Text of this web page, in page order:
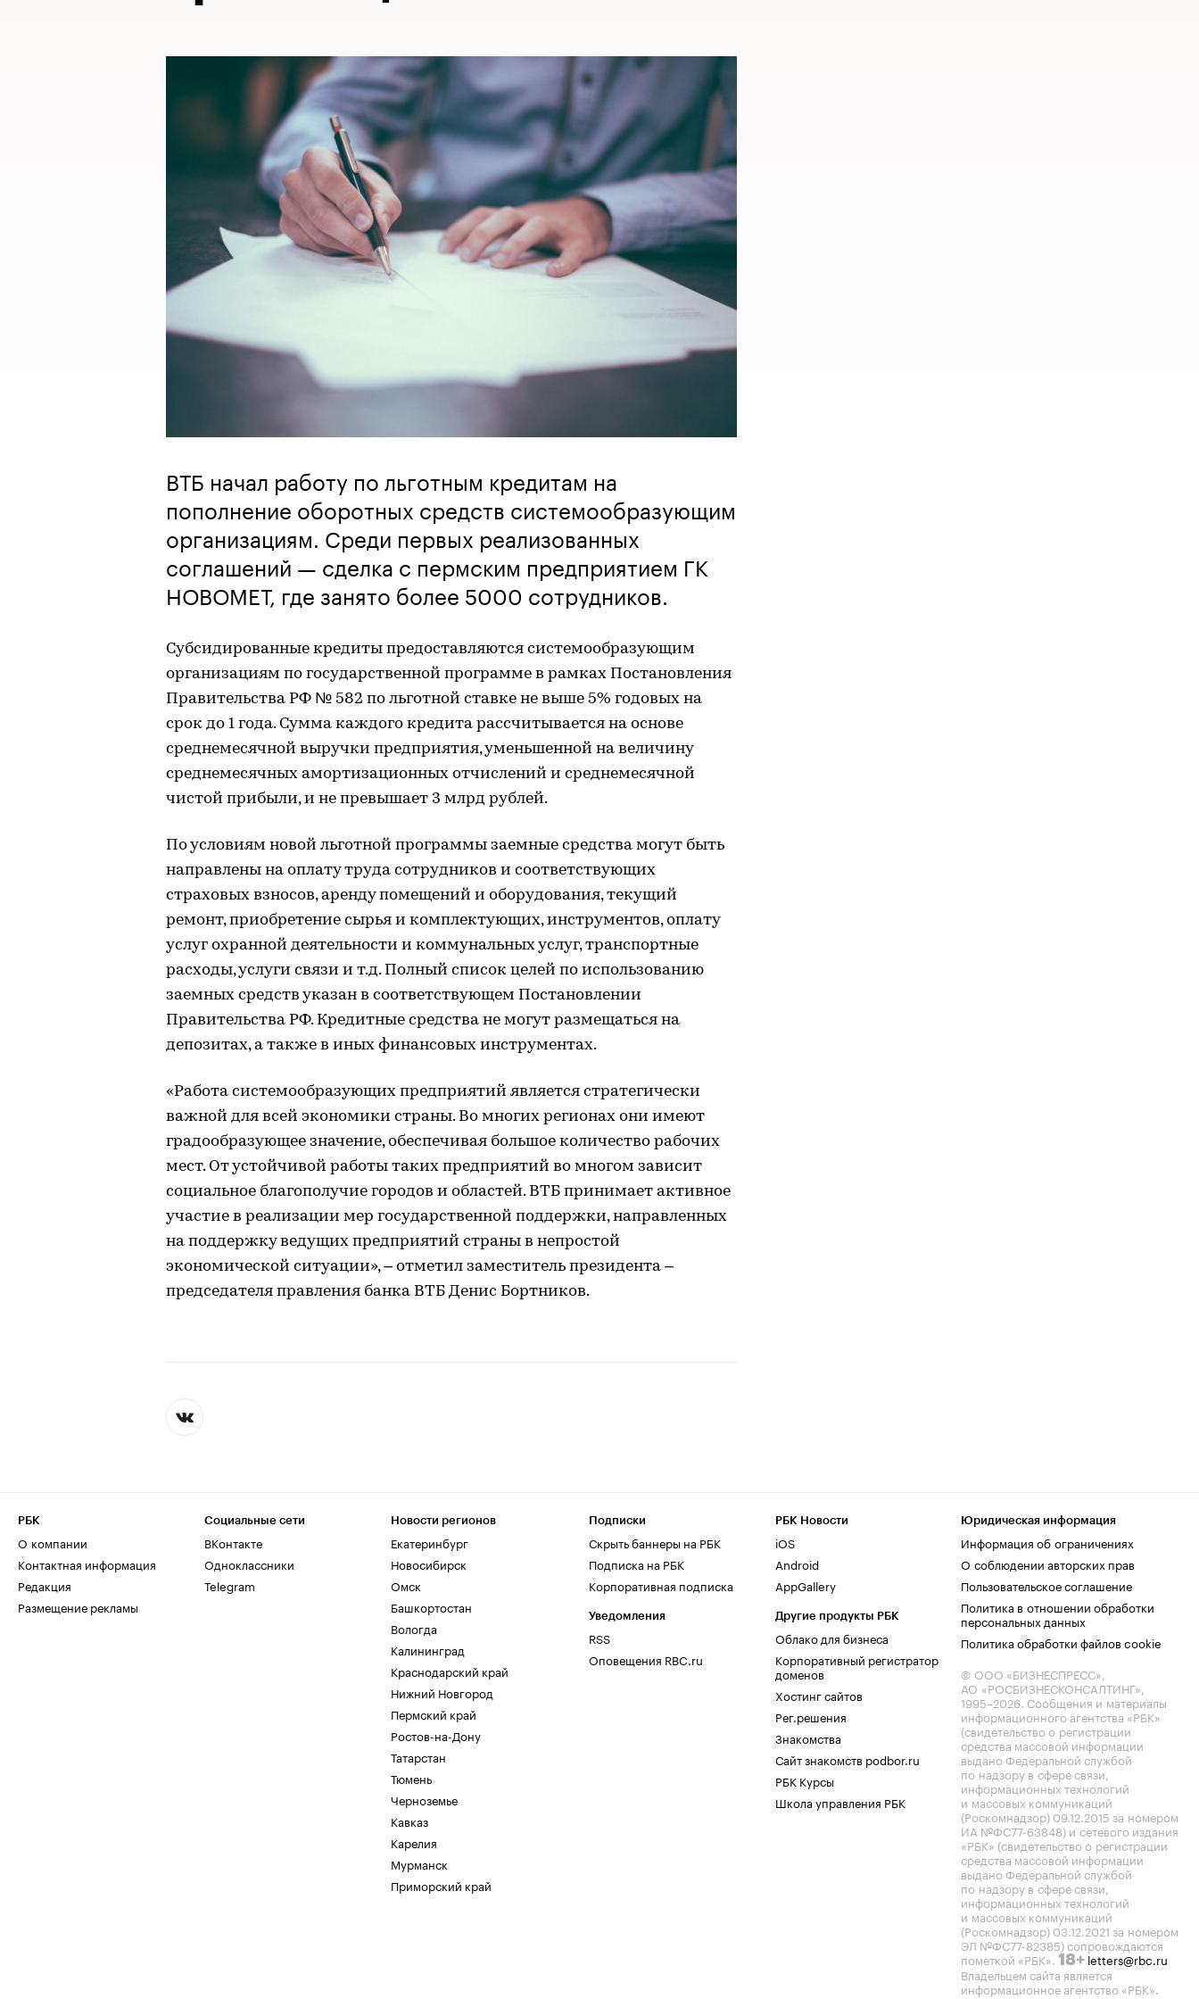
ВТБ начал работу по льготным кредитам на
пополнение оборотных средств системообразующим
организациям. Среди первых реализованных
соглашений — сделка с пермским предприятием ГК
НОВОМЕТ, где занято более 5000 сотрудников.
Субсидированные кредиты предоставляются системообразующим
организациям по государственной программе в рамках Постановления
Правительства РФ № 582 по льготной ставке не выше 5% годовых на
срок до 1 года. Сумма каждого кредита рассчитывается на основе
среднемесячной выручки предприятия, уменьшенной на величину
среднемесячных амортизационных отчислений и среднемесячной
чистой прибыли, и не превышает 3 млрд рублей.
По условиям новой льготной программы заемные средства могут быть
направлены на оплату труда сотрудников и соответствующих
страховых взносов, аренду помещений и оборудования, текущий
ремонт, приобретение сырья и комплектующих, инструментов, оплату
услуг охранной деятельности и коммунальных услуг, транспортные
расходы, услуги связи и т.д. Полный список целей по использованию
заемных средств указан в соответствующем Постановлении
Правительства РФ. Кредитные средства не могут размещаться на
депозитах, а также в иных финансовых инструментах.
«Работа системообразующих предприятий является стратегически
важной для всей экономики страны. Во многих регионах они имеют
градообразующее значение, обеспечивая большое количество рабочих
мест. От устойчивой работы таких предприятий во многом зависит
социальное благополучие городов и областей. ВТБ принимает активное
участие в реализации мер государственной поддержки, направленных
на поддержку ведущих предприятий страны в непростой
экономической ситуации», – отметил заместитель президента –
председателя правления банка ВТБ Денис Бортников.
РБК
О компании
Контактная информация
Редакция
Размещение рекламы
Социальные сети
ВКонтакте
Одноклассники
Telegram
Новости регионов
Екатеринбург
Новосибирск
Омск
Башкортостан
Вологда
Калининград
Краснодарский край
Нижний Новгород
Пермский край
Ростов-на-Дону
Татарстан
Тюмень
Черноземье
Кавказ
Карелия
Мурманск
Приморский край
Подписки
Скрыть баннеры на РБК
Подписка на РБК
Корпоративная подписка
Уведомления
RSS
Оповещения RBC.ru
РБК Новости
iOS
Android
AppGallery
Другие продукты РБК
Облако для бизнеса
Корпоративный регистратор
доменов
Хостинг сайтов
Рег.решения
Знакомства
Сайт знакомств podbor.ru
РБК Курсы
Школа управления РБК
Юридическая информация
Информация об ограничениях
О соблюдении авторских прав
Пользовательское соглашение
Политика в отношении обработки
персональных данных
Политика обработки файлов cookie
© ООО «БИЗНЕСПРЕСС»,
АО «РОСБИЗНЕСКОНСАЛТИНГ»,
1995–2026. Сообщения и материалы
информационного агентства «РБК»
(свидетельство о регистрации
средства массовой информации
выдано Федеральной службой
по надзору в сфере связи,
информационных технологий
и массовых коммуникаций
(Роскомнадзор) 09.12.2015 за номером
ИА №ФС77-63848) и сетевого издания
«РБК» (свидетельство о регистрации
средства массовой информации
выдано Федеральной службой
по надзору в сфере связи,
информационных технологий
и массовых коммуникаций
(Роскомнадзор) 03.12.2021 за номером
ЭЛ №ФС77-82385) сопровождаются
пометкой «РБК». 18+ letters@rbc.ru
Владельцем сайта является
информационное агентство «РБК».